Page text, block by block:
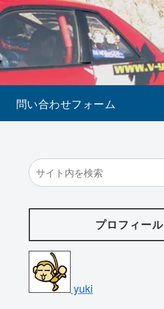
問い合わせフォーム
プロフィール
yuki